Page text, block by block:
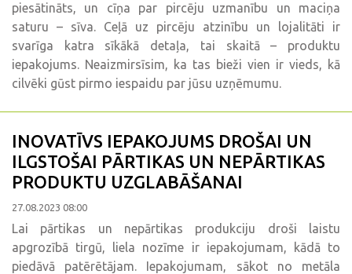
piesātināts, un cīņa par pircēju uzmanību un maciņa
saturu – sīva. Ceļā uz pircēju atzinību un lojalitāti ir
svarīga katra sīkākā detaļa, tai skaitā – produktu
iepakojums. Neaizmirsīsim, ka tas bieži vien ir vieds, kā
cilvēki gūst pirmo iespaidu par jūsu uzņēmumu.
INOVATĪVS IEPAKOJUMS DROŠAI UN
ILGSTOŠAI PĀRTIKAS UN NEPĀRTIKAS
PRODUKTU UZGLABĀŠANAI
27.08.2023 08:00
Lai pārtikas un nepārtikas produkciju droši laistu
apgrozībā tirgū, liela nozīme ir iepakojumam, kādā to
piedāvā patērētājam. Iepakojumam, sākot no metāla